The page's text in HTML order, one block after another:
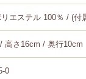
エステル 100％ / (付
高さ16cm / 奥行10cm
0